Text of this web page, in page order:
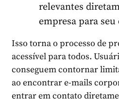
relevantes
empresa para
Isso torna o processo de
acessível para todos.
conseguem contornar
ao encontrar e-mails
entrar em contato